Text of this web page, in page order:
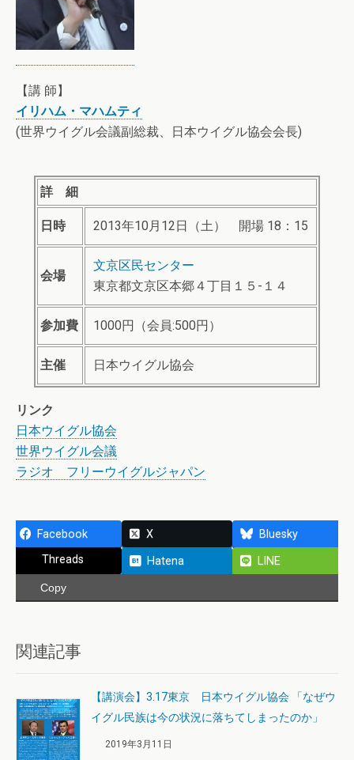
【講 師】
イリハム・マハムティ
(世界ウイグル会議副総裁、日本ウイグル協会会長)
詳 細
日時 2013年10月12日（土） 開場 18：15
会場
文京区民センター
東京都文京区本郷４丁目１５-１４
参加費 1000円（会員:500円）
主催 日本ウイグル協会
リンク
日本ウイグル協会
世界ウイグル会議
ラジオ フリーウイグルジャパン
Facebook X
Bluesky
Threads
Hatena LINE
Copy
関連記事
【講演会】3.17東京 日本ウイグル協会 「なぜウ
イグル民族は今の状況に落ちてしまったのか」
2019年3月11日